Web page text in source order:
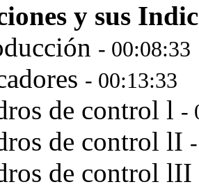
y sus
- 00:08:33
- 00:13:33
de control l -
de control lI
de control lII